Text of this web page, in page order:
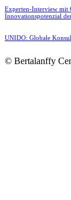
Experten-Interview mit
Innovationspotenzial
UNIDO: Globale
© Bertalanffy